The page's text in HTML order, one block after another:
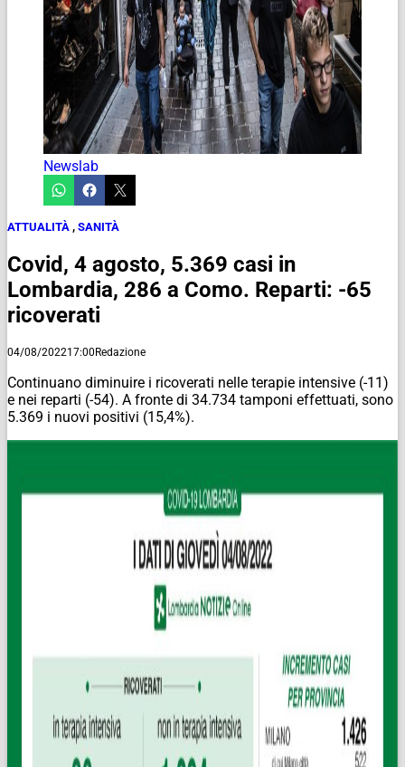
Newslab
ATTUALITÀ , SANITÀ
Covid, 4 agosto, 5.369 casi in
Lombardia, 286 a Como. Reparti: -65
ricoverati
04/08/202217:00Redazione
Continuano diminuire i ricoverati nelle terapie intensive (-11)
e nei reparti (-54). A fronte di 34.734 tamponi effettuati, sono
5.369 i nuovi positivi (15,4%).